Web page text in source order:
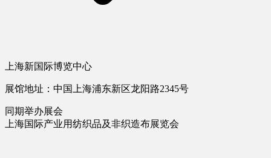
上海新国际博览中心
展馆地址：中国上海浦东新区龙阳路2345号
同期举办展会
上海国际产业用纺织品及非织造布展览会